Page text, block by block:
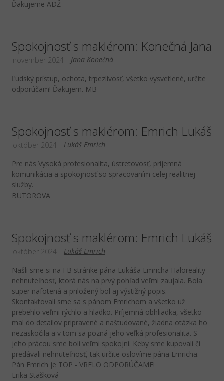
Ďakujeme ADŽ
Spokojnosť s maklérom: Konečná Jana
Jana Konečná
november 2024
Ľudský prístup, ochota, trpezlivosť, všetko vysvetlené, určite
odporúčam! Ďakujem. MB
Spokojnosť s maklérom: Emrich Lukáš
Lukáš Emrich
október 2024
Pre nás Vysoká profesionalita, ústretovosť, príjemná
komunikácia a spokojnosť so spracovaním celej realitnej
služby.
BUTOROVA
Spokojnosť s maklérom: Emrich Lukáš
Lukáš Emrich
október 2024
Našli sme si na FB stránke pána Lukáša Emricha Haloreality
nehnuteľnosť, ktorá nás na prvý pohľad veľmi zaujala. Bola
super nafotená a priložený bol aj výstižný popis.
Skontaktovali sme sa s pánom Emrichom a všetko už
prebehlo veľmi rýchlo a hladko. Príjemná obhliadka, všetko
mal do detailov pripravené a naštudované, žiadna otázka ho
nezaskočila a v tom sa pozná jeho veľká profesionalita. S
jeho prácou sme boli veľmi spokojní. Keby sme kupovali či
predávali nehnuteľnosť, tak určite oslovíme pána Emricha.
Pán Emrich je TOP - VRELO ODPORÚČAME!
Erika Stašková